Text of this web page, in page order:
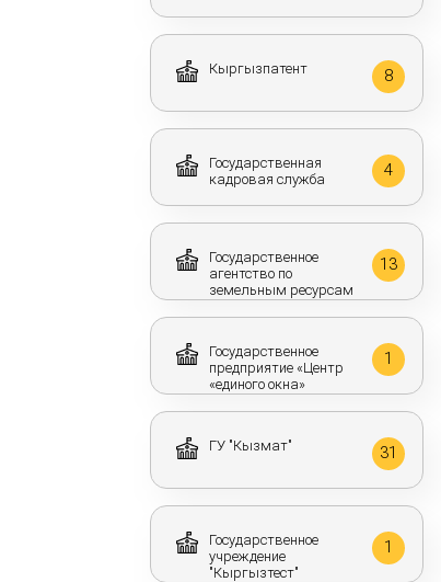
Кыргызпатент 8
Государственная
кадровая служба
4
Государственное
агентство по
земельным ресурсам
13
Государственное
предприятие «Центр
«единого окна»
1
ГУ "Кызмат" 31
Государственное
учреждение
"Кыргызтест"
1